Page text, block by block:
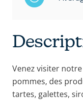
Venez visiter
pommes, des
tartes, galettes,